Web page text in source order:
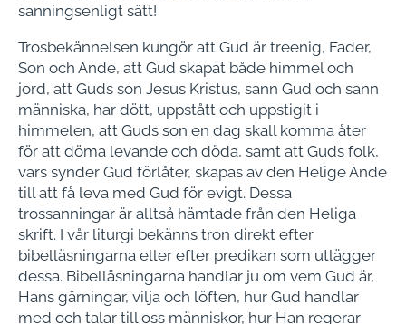
sanningsenligt sätt!
Trosbekännelsen kungör att Gud är treenig, Fader,
Son och Ande, att Gud skapat både himmel och
jord, att Guds son Jesus Kristus, sann Gud och sann
människa, har dött, uppstått och uppstigit i
himmelen, att Guds son en dag skall komma åter
för att döma levande och döda, samt att Guds folk,
vars synder Gud förlåter, skapas av den Helige Ande
till att få leva med Gud för evigt. Dessa
trossanningar är alltså hämtade från den Heliga
skrift. I vår liturgi bekänns tron direkt efter
bibelläsningarna eller efter predikan som utlägger
dessa. Bibelläsningarna handlar ju om vem Gud är,
Hans gärningar, vilja och löften, hur Gud handlar
med och talar till oss människor, hur Han regerar